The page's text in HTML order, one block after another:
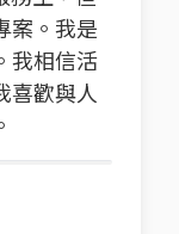
案。我是
我相信活
喜歡與人